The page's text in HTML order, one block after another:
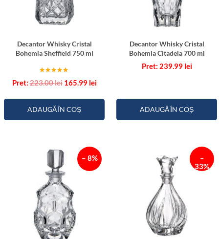
Decantor Whisky Cristal
Bohemia Sheffield 750 ml
5.00
223.00lei Prețul
a
fost:
165.99 leiPrețul
este:
ADAUGĂ ÎN COȘ
Decantor Whisky Cristal
Bohemia Citadela 700 ml
239.99 lei
ADAUGĂ ÎN COȘ
– 8%
–
33%